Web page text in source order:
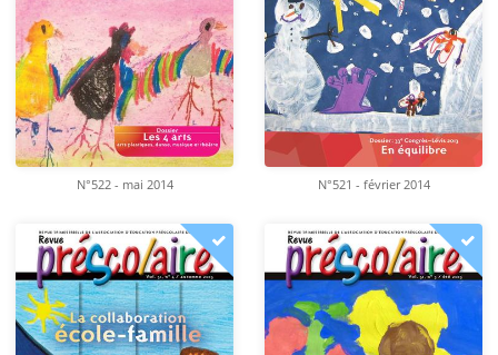
N°522 - mai 2014 N°521 - février 2014